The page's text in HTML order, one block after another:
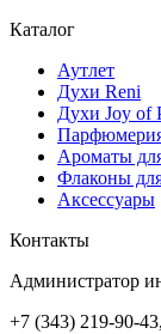
Каталог
Аутлет
Духи Reni
Духи Joy of
Ароматы
Флаконы
Аксессуары
Контакты
Администратор
+7 (343) 219-90-